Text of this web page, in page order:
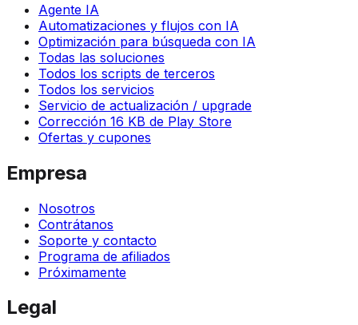
Agente IA
Automatizaciones y flujos con IA
Optimización para búsqueda con IA
Todas las soluciones
Todos los scripts de terceros
Todos los servicios
Servicio de actualización / upgrade
Corrección 16 KB de Play Store
Ofertas y cupones
Empresa
Nosotros
Contrátanos
Soporte y contacto
Programa de afiliados
Próximamente
Legal